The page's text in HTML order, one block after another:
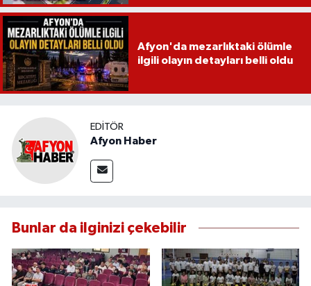
Afyon'da mezarlıktaki ölümle
ilgili olayın detayları belli oldu
EDITÖR
Afyon Haber
Bunlar da ilginizi çekebilir